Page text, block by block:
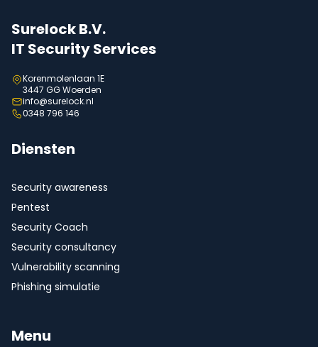
Surelock B.V.
IT Security Services
Korenmolenlaan 1E
3447 GG Woerden
info@surelock.nl
0348 796 146
Diensten
Security awareness
Pentest
Security Coach
Security consultancy
Vulnerability scanning
Phishing simulatie
Menu